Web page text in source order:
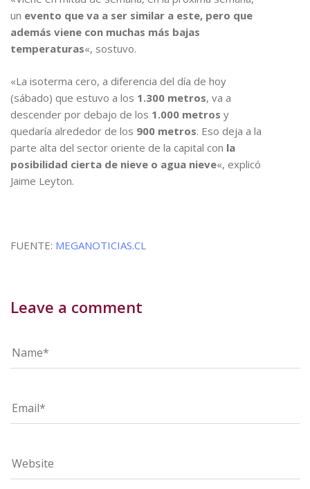
un evento que va a ser similar a este, pero que
además viene con muchas más bajas
temperaturas«, sostuvo.
«La isoterma cero, a diferencia del día de hoy
(sábado) que estuvo a los 1.300 metros, va a
descender por debajo de los 1.000 metros y
quedaría alrededor de los 900 metros. Eso deja a la
parte alta del sector oriente de la capital con la
posibilidad cierta de nieve o agua nieve«, explicó
Jaime Leyton.
FUENTE: MEGANOTICIAS.CL
Leave a comment